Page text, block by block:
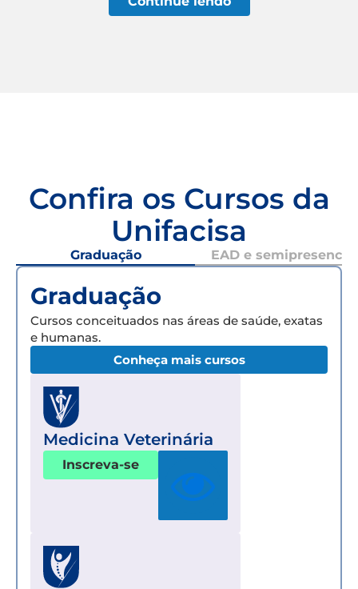
Confira os Cursos da
Unifacisa
Graduação EAD e semipresencial
Graduação
Cursos conceituados nas áreas de saúde, exatas
e humanas.
Conheça mais cursos
Medicina Veterinária
Inscreva-se